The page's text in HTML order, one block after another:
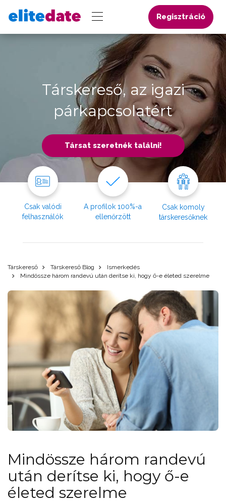
Regisztráció
Társkereső, az igazi
párkapcsolatért
Társat szeretnék találni!
Csak valódi
felhasználók
A profilok 100%-a
ellenőrzött
Csak komoly
társkeresőknek
Társkereső Társkereső Blog
Ismerkedés
Mindössze három randevú után derítse ki, hogy ő-e életed szerelme
Mindössze három randevú
után derítse ki, hogy ő-e
életed szerelme